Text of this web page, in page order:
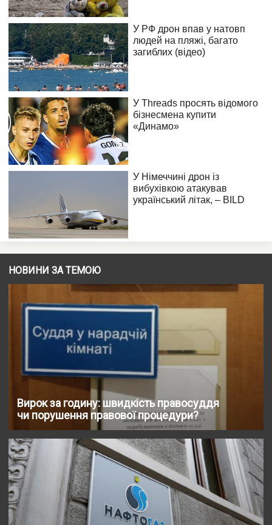
НОВИНИ ЗА ТЕМОЮ
Вирок за годину: швидкість правосуддя
чи порушення правової процедури?